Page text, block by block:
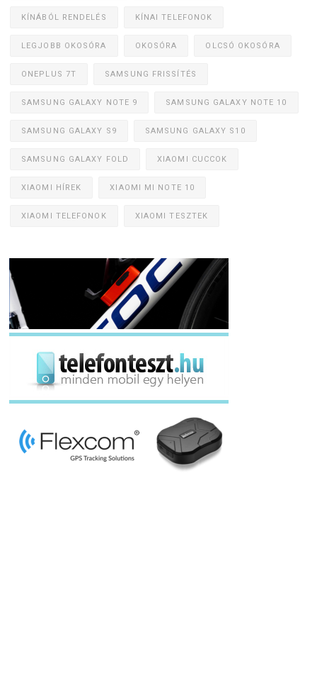
KÍNÁBÓL RENDELÉS KÍNAI TELEFONOK
LEGJOBB OKOSÓRA OKOSÓRA OLCSÓ OKOSÓRA
ONEPLUS 7T SAMSUNG FRISSÍTÉS
SAMSUNG GALAXY NOTE 9 SAMSUNG GALAXY NOTE 10
SAMSUNG GALAXY S9 SAMSUNG GALAXY S10
SAMSUNG GALAXY FOLD XIAOMI CUCCOK
XIAOMI HÍREK XIAOMI MI NOTE 10
XIAOMI TELEFONOK XIAOMI TESZTEK